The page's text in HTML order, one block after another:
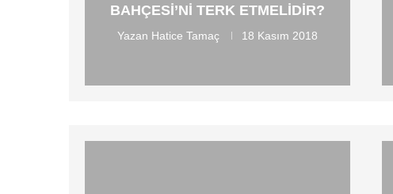
BAHÇESI’NI TERK ETMELIDIR?
Yazan Hatice Tamaç 18 Kasım 2018